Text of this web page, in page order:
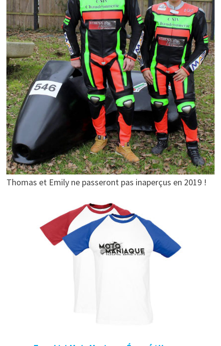
Thomas et Emily ne passeront pas inaperçus en 2019 !